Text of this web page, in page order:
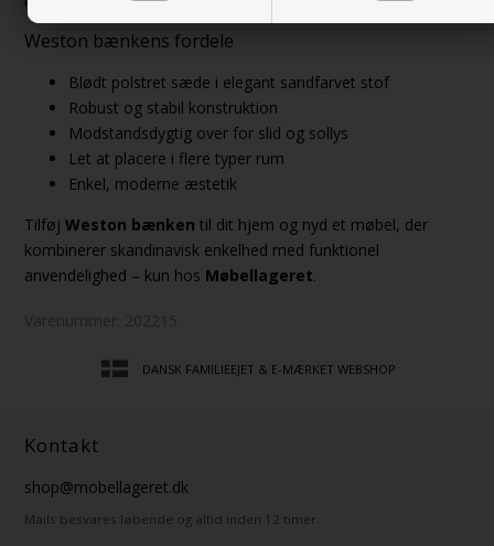
Weston bænkens fordele
Blødt polstret sæde i elegant sandfarvet stof
Robust og stabil konstruktion
Modstandsdygtig over for slid og sollys
Let at placere i flere typer rum
Enkel, moderne æstetik
TilføjWeston bænken til dit hjem og nyd et møbel, der
kombinerer skandinavisk enkelhed med funktionel
anvendelighed – kun hos Møbellageret.
DANSK FAMILIEEJET & E-MÆRKET WEBSHOP
Kontakt
shop@mobellageret.dk
Mails besvares løbende og altid inden 12 timer.